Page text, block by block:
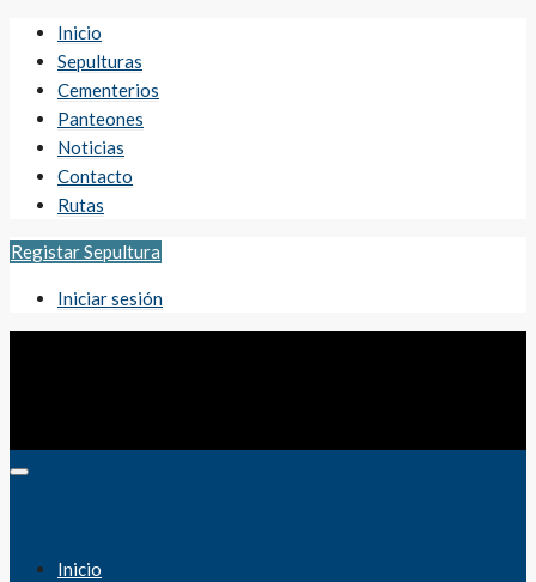
Inicio
Sepulturas
Cementerios
Panteones
Noticias
Contacto
Rutas
Registar Sepultura
Iniciar sesión
Inicio